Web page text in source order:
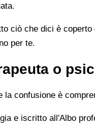
ciò che dici è
per te.
o
la confusione è
e iscritto all'Albo